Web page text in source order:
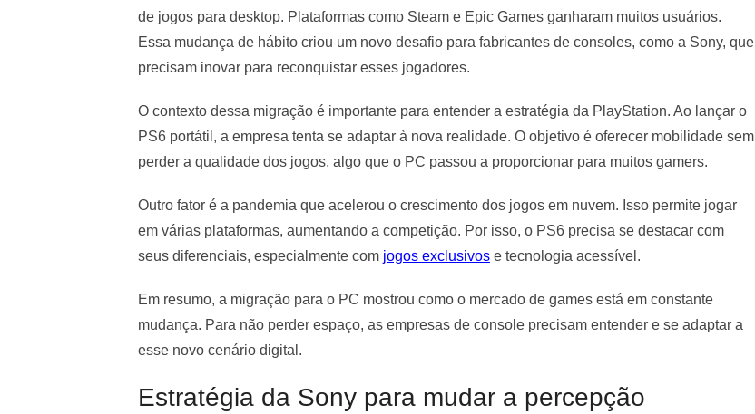
de jogos para desktop. Plataformas como Steam e Epic Games ganharam muitos usuários.
Essa mudança de hábito criou um novo desafio para fabricantes de consoles, como a Sony, que
precisam inovar para reconquistar esses jogadores.
O contexto dessa migração é importante para entender a estratégia da PlayStation. Ao lançar o
PS6 portátil, a empresa tenta se adaptar à nova realidade. O objetivo é oferecer mobilidade sem
perder a qualidade dos jogos, algo que o PC passou a proporcionar para muitos gamers.
Outro fator é a pandemia que acelerou o crescimento dos jogos em nuvem. Isso permite jogar
em várias plataformas, aumentando a competição. Por isso, o PS6 precisa se destacar com
seus diferenciais, especialmente com jogos exclusivos e tecnologia acessível.
Em resumo, a migração para o PC mostrou como o mercado de games está em constante
mudança. Para não perder espaço, as empresas de console precisam entender e se adaptar a
esse novo cenário digital.
Estratégia da Sony para mudar a percepção